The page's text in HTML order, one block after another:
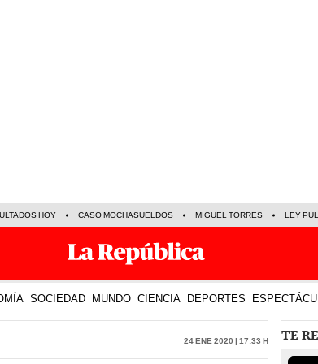
HOY CASO MOCHASUELDOS MIGUEL TORRES LEY
SOCIEDAD MUNDO CIENCIA DEPORTES
24 Ene 2020 | 17:33 h TE